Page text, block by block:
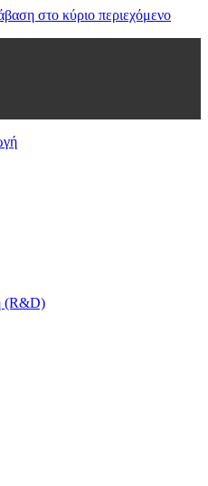
στο κύριο περιεχόμενο
(R&D)